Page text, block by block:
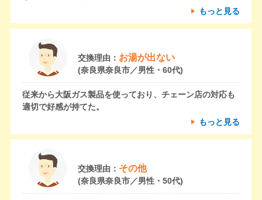
もっと見る
交換理由： お湯が出ない
(奈良県奈良市／男性・60代)
従来から大阪ガス製品を使っており、チェーン店の対応も
適切で好感が持てた。
もっと見る
交換理由： その他
(奈良県奈良市／男性・50代)